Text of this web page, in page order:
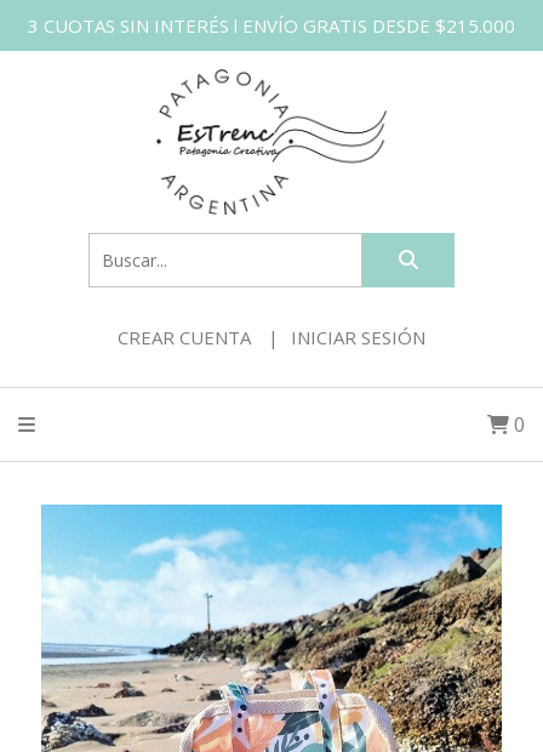
3 CUOTAS SIN INTERÉS l ENVÍO GRATIS DESDE $215.000
CREAR CUENTA INICIAR SESIÓN
0